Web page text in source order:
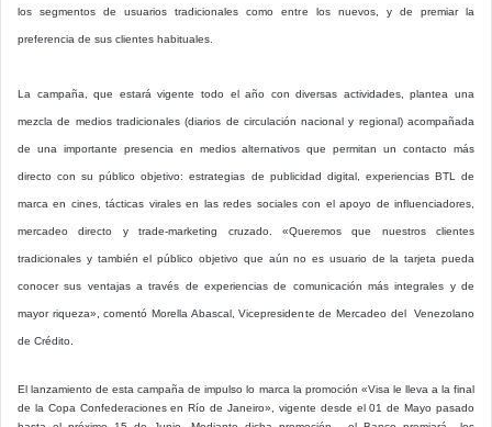
los segmentos de usuarios tradicionales como entre los nuevos, y de premiar la
preferencia de sus clientes habituales.
La campaña, que estará vigente todo el año con diversas actividades, plantea una
mezcla de medios tradicionales (diarios de circulación nacional y regional) acompañada
de una importante presencia en medios alternativos que permitan un contacto más
directo con su público objetivo: estrategias de publicidad digital, experiencias BTL de
marca en cines, tácticas virales en las redes sociales con el apoyo de influenciadores,
mercadeo directo y trade-marketing cruzado. «Queremos que nuestros clientes
tradicionales y también el público objetivo que aún no es usuario de la tarjeta pueda
conocer sus ventajas a través de experiencias de comunicación más integrales y de
mayor riqueza», comentó Morella Abascal, Vicepresidente de Mercadeo del Venezolano
de Crédito.
El lanzamiento de esta campaña de impulso lo marca la promoción «Visa le lleva a la final
de la Copa Confederaciones en Río de Janeiro», vigente desde el 01 de Mayo pasado